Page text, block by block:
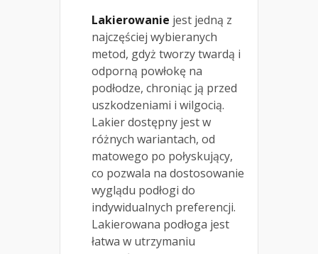
Lakierowanie jest jedną z
najczęściej wybieranych
metod, gdyż tworzy twardą i
odporną powłokę na
podłodze, chroniąc ją przed
uszkodzeniami i wilgocią.
Lakier dostępny jest w
różnych wariantach, od
matowego po połyskujący,
co pozwala na dostosowanie
wyglądu podłogi do
indywidualnych preferencji.
Lakierowana podłoga jest
łatwa w utrzymaniu